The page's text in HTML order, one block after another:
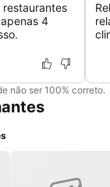
4
não ser 100% correto.